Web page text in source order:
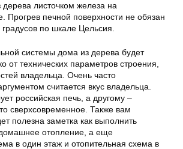
дерева листочком железа на
Прогрев печной поверхности не обязан
по шкале Цельсия.
системы дома из дерева будет
от технических параметров строения,
владельца. Очень часто
считается вкус владельца.
российская печь, а другому –
сверхсовременное. Также вам
полезна заметка как выполнить
отопление, а еще
в один этаж и отопительная схема в